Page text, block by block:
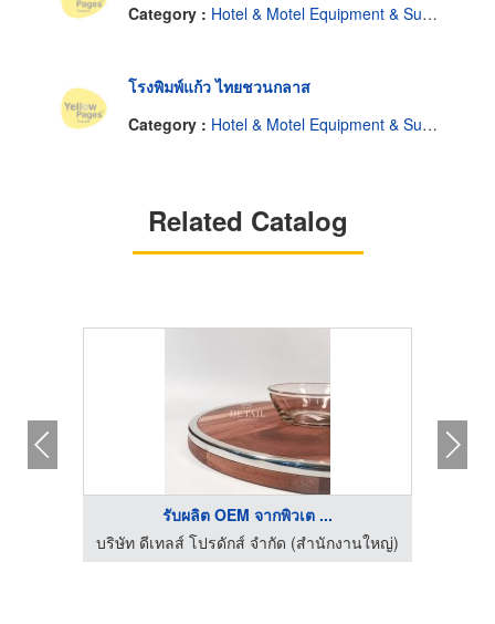
Category : Hotel & Motel Equipment & Supplies
โรงพิมพ์แก้ว ไทยชวนกลาส
Category : Hotel & Motel Equipment & Supplies
Related Catalog
รับผลิต OEM จากพิวเต ...
บริษัท ดีเทลส์ โปรดักส์ จำกัด (สำนักงานใหญ่)